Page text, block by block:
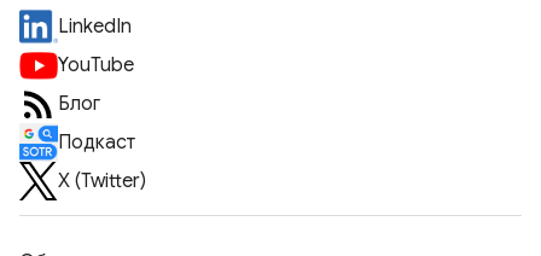
LinkedIn
YouTube
Блог
Подкаст
X (Twitter)